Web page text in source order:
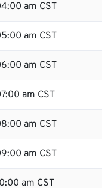
am CST
am CST
am CST
am CST
am CST
am CST
am CST